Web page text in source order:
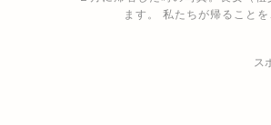
ます。 私たちが帰ること
ス